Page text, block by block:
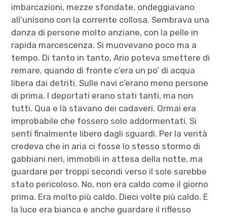
imbarcazioni, mezze sfondate, ondeggiavano
all’unisono con la corrente collosa. Sembrava una
danza di persone molto anziane, con la pelle in
rapida marcescenza. Si muovevano poco ma a
tempo. Di tanto in tanto, Ario poteva smettere di
remare, quando di fronte c’era un po’ di acqua
libera dai detriti. Sulle navi c’erano meno persone
di prima. I deportati erano stati tanti, ma non
tutti. Qua e là stavano dei cadaveri. Ormai era
improbabile che fossero solo addormentati. Si
sentì finalmente libero dagli sguardi. Per la verità
credeva che in aria ci fosse lo stesso stormo di
gabbiani neri, immobili in attesa della notte, ma
guardare per troppi secondi verso il sole sarebbe
stato pericoloso. No, non era caldo come il giorno
prima. Era molto più caldo. Dieci volte più caldo. E
la luce era bianca e anche guardare il riflesso